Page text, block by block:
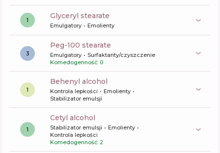
1 glyceryl stearate
Emulgatory Emolienty
3
peg-100 stearate
Emulgatory
Surfaktanty/czyszczenie
Komedogenność: 0
1
behenyl alcohol
Kontrola lepkości
Emolienty
Stabilizator emulsji
1
cetyl alcohol
Stabilizator emulsji
Emolienty
Kontrola lepkości
Komedogenność: 2